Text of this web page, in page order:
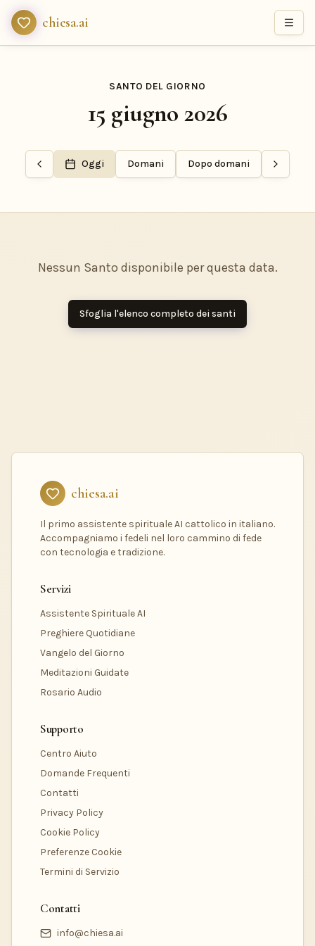
chiesa.ai
SANTO DEL GIORNO
15 giugno 2026
Oggi Domani Dopo domani
Nessun Santo disponibile per questa data.
Sfoglia l'elenco completo dei santi
chiesa.ai
Il primo assistente spirituale AI cattolico in italiano.
Accompagniamo i fedeli nel loro cammino di fede
con tecnologia e tradizione.
Servizi
Assistente Spirituale AI
Preghiere Quotidiane
Vangelo del Giorno
Meditazioni Guidate
Rosario Audio
Supporto
Centro Aiuto
Domande Frequenti
Contatti
Privacy Policy
Cookie Policy
Preferenze Cookie
Termini di Servizio
Contatti
info@chiesa.ai